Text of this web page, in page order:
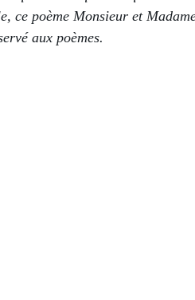
ce poème Monsieur et
aux poèmes.